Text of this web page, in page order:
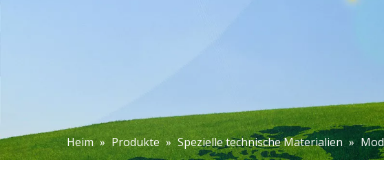
Heim » Produkte » Spezielle technische Materialien »